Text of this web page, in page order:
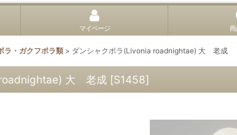
マイページ 商
ラ・ガクフボラ類 > ダンシャクボラ(Livonia roadnightae) 大 老成
大 老成 [S1458]